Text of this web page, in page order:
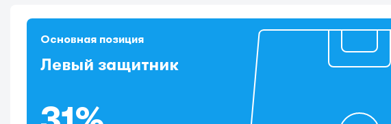
Основная позиция
Левый защитник